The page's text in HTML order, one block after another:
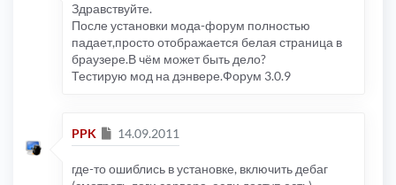
Здравствуйте.
После установки мода-форум полностью
падает,просто отображается белая страница в
браузере.В чём может быть дело?
Тестирую мод на дэнвере.Форум 3.0.9
PPK Сообщение
14.09.2011
где-то ошиблись в установке, включить дебаг